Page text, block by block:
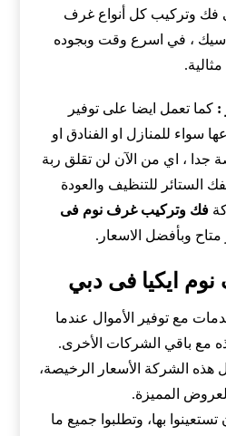
فك وتركيب كل أنواع غرف
، في اسرع وقت وبجوده
مثالية.
: كما تعمل ايضا على توفير
سواء للمنازل او الفنادق او
جدا ، اي من الآن لن تقلق ربة
الستائر للتنظيف والعودة
فك وتركيب غرف نوم فى
متاح وبأفضل الاسعار.
ايكيا فى دبي
مع توفير الأموال عندما
مع باقي الشركات الأخرى.
الشركة الأسعار الرخيصة،
المميزة.
تستعينوا بها، وتطلبوا جميع ما